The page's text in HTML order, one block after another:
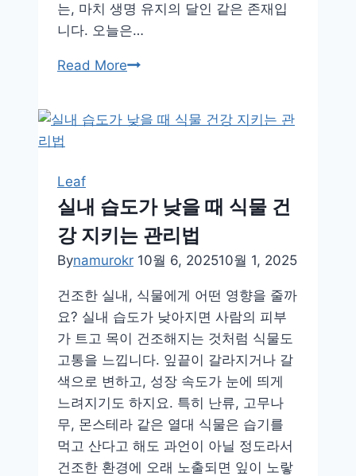
는, 마치 생명 유지의 달인 같은 존재입
니다. 오늘은…
Read More사
생
선
인
장
물
저
장
비
밀
Leaf
실내 습도가 낮을 때 식물 건
강 지키는 관리법
Bynamurokr 10월 6, 202510월 1, 2025
건조한 실내, 식물에게 어떤 영향을 줄까
요? 실내 습도가 낮아지면 사람의 피부
가 트고 목이 건조해지는 것처럼 식물도
고통을 느낍니다. 잎끝이 갈라지거나 갈
색으로 변하고, 성장 속도가 눈에 띄게
느려지기도 하지요. 특히 난류, 고무나
무, 몬스테라 같은 열대 식물은 습기를
먹고 산다고 해도 과언이 아닐 정도라서
건조한 환경에 오래 노출되면 잎이 노랗